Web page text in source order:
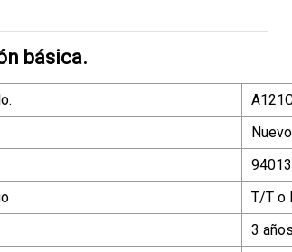
básica.
Nuevo
T/T o
3 años